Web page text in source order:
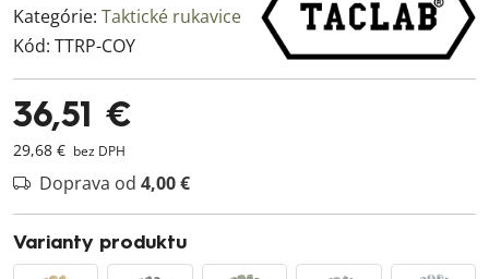
Kategórie: Taktické rukavice
Kód: TTRP-COY
36,51 €
29,68 € bez DPH
Doprava od 4,00 €
Varianty produktu